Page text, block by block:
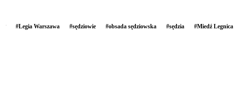
#Legia Warszawa #sędziowie #obsada sędziowska #sędzia #Miedź Legnica